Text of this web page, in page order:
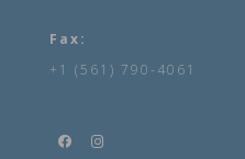
Fax:
+1 (561) 790-4061